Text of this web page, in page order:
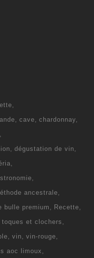
cave
chardonnay
dégustation de vin
ancestrale
bulle premium
Recette
toques et clochers
vin
vin-rouge
aoc limoux